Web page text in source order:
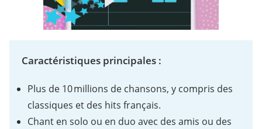
Caractéristiques principales :
Plus de 10 millions de chansons, y compris des
classiques et des hits français.
Chant en solo ou en duo avec des amis ou des